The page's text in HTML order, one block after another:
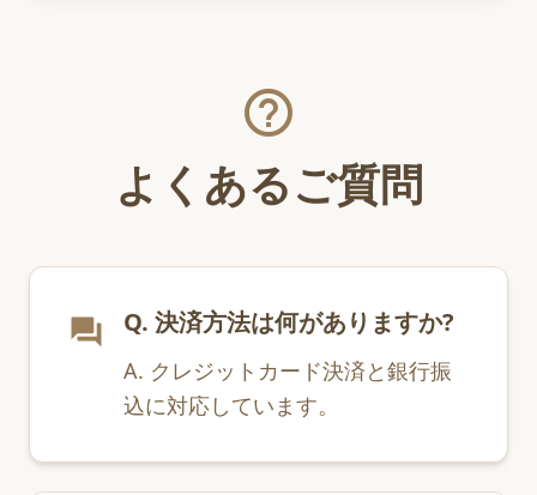
help_outline
よくあるご質問
question_answer Q. 決済方法は何がありますか?
A. クレジットカード決済と銀行振
込に対応しています。